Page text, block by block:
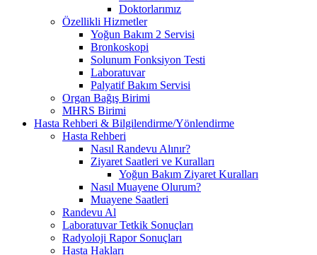
Doktorlarımız
Özellikli Hizmetler
Yoğun Bakım 2 Servisi
Bronkoskopi
Solunum Fonksiyon Testi
Laboratuvar
Palyatif Bakım Servisi
Organ Bağış Birimi
MHRS Birimi
Hasta Rehberi & Bilgilendirme/Yönlendirme
Hasta Rehberi
Nasıl Randevu Alınır?
Ziyaret Saatleri ve Kuralları
Yoğun Bakım Ziyaret Kuralları
Nasıl Muayene Olurum?
Muayene Saatleri
Randevu Al
Laboratuvar Tetkik Sonuçları
Radyoloji Rapor Sonuçları
Hasta Hakları